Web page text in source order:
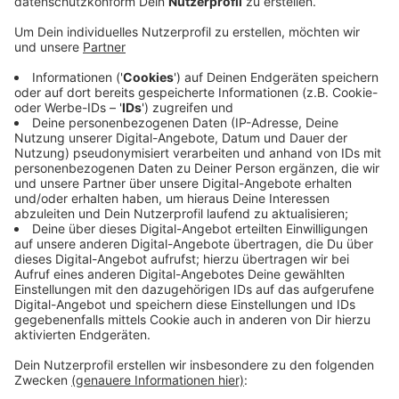
Ab September soll in unserer Region das elektronische
Rezept anlaufen. Sie bekommen es mit einem QR
Code von ihrem Arzt digital auf das Smartphone.
Alternativ ist es auch möglich sich den QR Code
ausdrucken zu lassen. In einer Übergangsphase sollen
Arztpraxen noch nicht verpflichtet sein das E-Rezept
auszustellen. Das E-Rezept soll künftig vieles leichter
für uns machen. Über eine App können Sie das
gewünschte Medikament zum Abholen oder direkt
nach Hause bestellen. Mehr Infos finden SieHIER.
Anzeige